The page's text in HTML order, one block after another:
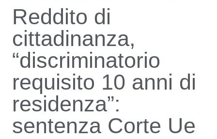
Reddito di
cittadinanza,
“discriminatorio
requisito 10 anni di
residenza”:
sentenza Corte Ue